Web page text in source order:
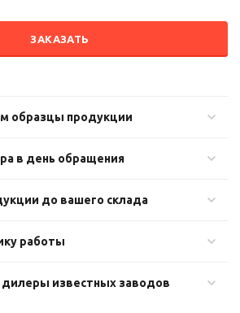
ЗАКАЗАТЬ
образцы продукции
в день обращения
до вашего склада
работы
известных заводов